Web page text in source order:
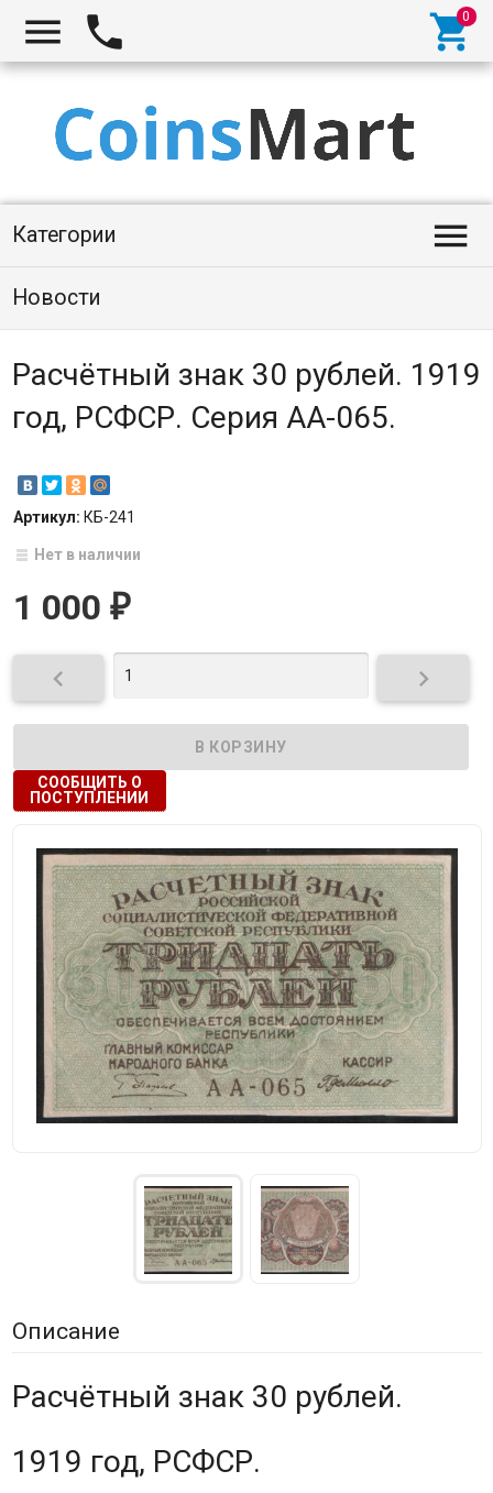
  
Категории 
Новости
Расчётный знак 30 рублей. 1919
год, РСФСР. Серия АА-065.
Артикул: КБ-241
Нет в наличии
1 000 ₽
 
СООБЩИТЬ О
ПОСТУПЛЕНИИ
Описание
Расчётный знак 30 рублей.
1919 год, РСФСР.